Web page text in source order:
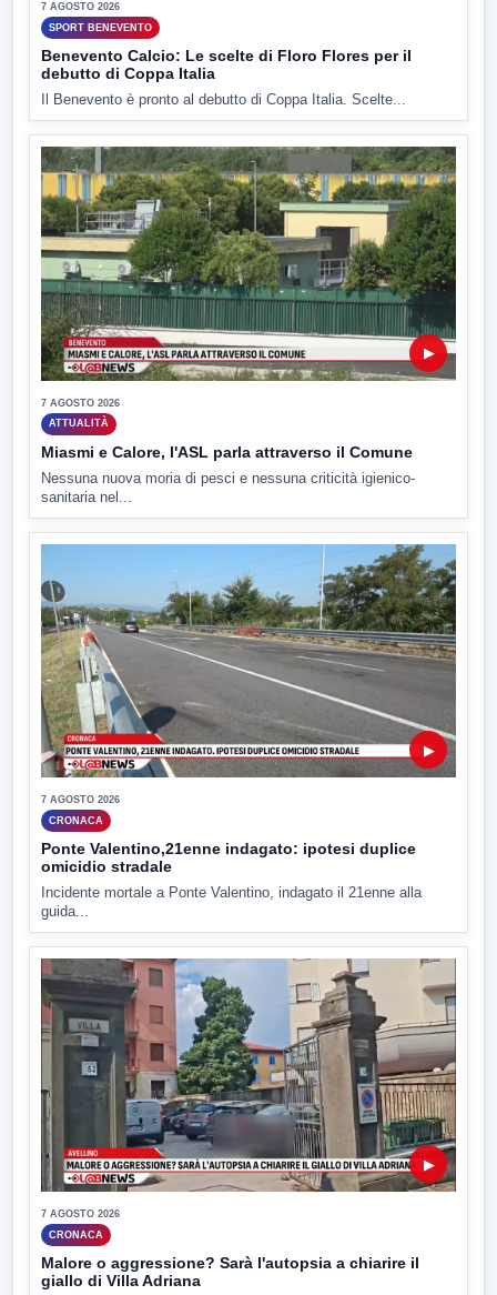
7 AGOSTO 2026
SPORT BENEVENTO
Benevento Calcio: Le scelte di Floro Flores per il
debutto di Coppa Italia
Il Benevento è pronto al debutto di Coppa Italia. Scelte...
▶
7 AGOSTO 2026
ATTUALITÀ
Miasmi e Calore, l'ASL parla attraverso il Comune
Nessuna nuova moria di pesci e nessuna criticità igienico-
sanitaria nel...
▶
7 AGOSTO 2026
CRONACA
Ponte Valentino,21enne indagato: ipotesi duplice
omicidio stradale
Incidente mortale a Ponte Valentino, indagato il 21enne alla
guida...
▶
7 AGOSTO 2026
CRONACA
Malore o aggressione? Sarà l'autopsia a chiarire il
giallo di Villa Adriana